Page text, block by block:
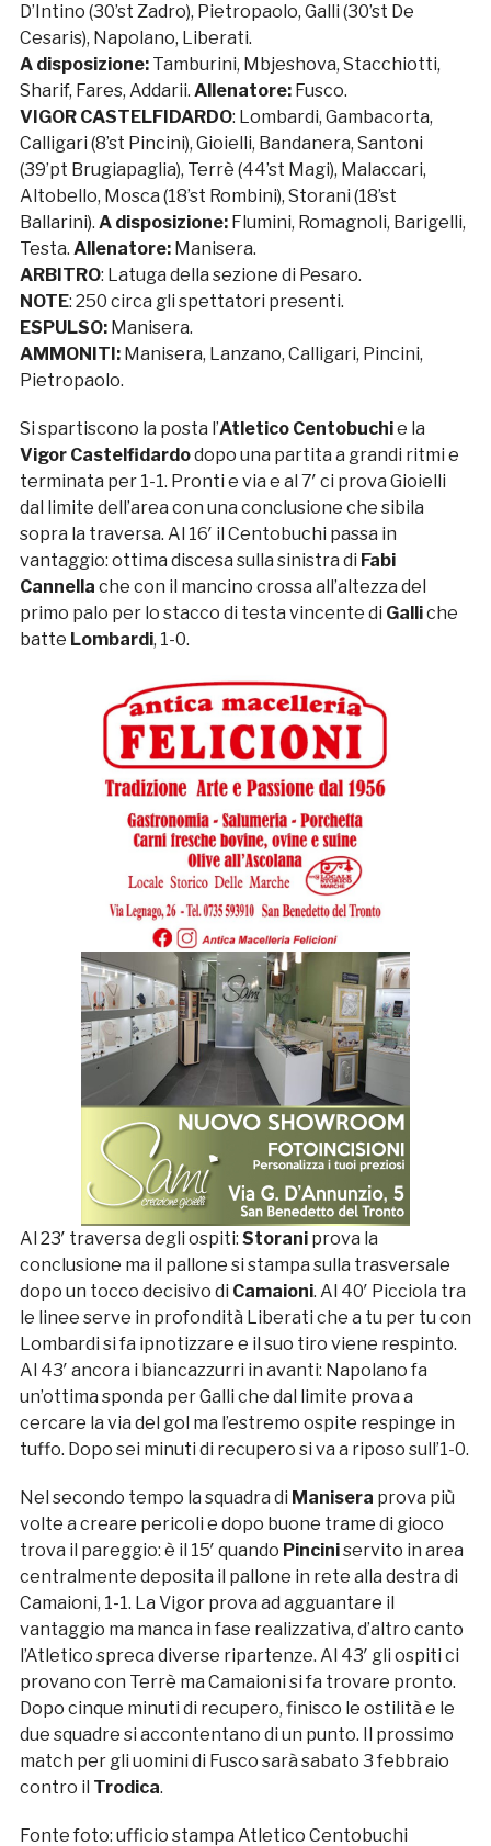
D’Intino (30’st Zadro), Pietropaolo, Galli (30’st De
Cesaris), Napolano, Liberati.
A disposizione:Tamburini, Mbjeshova, Stacchiotti,
Sharif, Fares, Addarii. Allenatore:Fusco.
VIGOR CASTELFIDARDO: Lombardi, Gambacorta,
Calligari (8’st Pincini), Gioielli, Bandanera, Santoni
(39’pt Brugiapaglia), Terrè (44’st Magi), Malaccari,
Altobello, Mosca (18’st Rombini), Storani (18’st
Ballarini). A disposizione:Flumini, Romagnoli, Barigelli,
Testa. Allenatore:Manisera.
ARBITRO: Latuga della sezione di Pesaro.
NOTE: 250 circa gli spettatori presenti.
ESPULSO:Manisera.
AMMONITI:Manisera, Lanzano, Calligari, Pincini,
Pietropaolo.
Si spartiscono la posta l’Atletico Centobuchie la
Vigor Castelfidardodopo una partita a grandi ritmi e
terminata per 1-1. Pronti e via e al 7′ ci prova Gioielli
dal limite dell’area con una conclusione che sibila
sopra la traversa. Al 16′ il Centobuchi passa in
vantaggio: ottima discesa sulla sinistra di Fabi
Cannella che con il mancino crossa all’altezza del
primo palo per lo stacco di testa vincente di Galliche
batte Lombardi, 1-0.
Al 23′ traversa degli ospiti: Storaniprova la
conclusione ma il pallone si stampa sulla trasversale
dopo un tocco decisivo di Camaioni. Al 40′ Picciola tra
le linee serve in profondità Liberati che a tu per tu con
Lombardi si fa ipnotizzare e il suo tiro viene respinto.
Al 43′ ancora i biancazzurri in avanti: Napolano fa
un’ottima sponda per Galli che dal limite prova a
cercare la via del gol ma l’estremo ospite respinge in
tuffo. Dopo sei minuti di recupero si va a riposo sull’1-0.
Nel secondo tempo la squadra di Manisera prova più
volte a creare pericoli e dopo buone trame di gioco
trova il pareggio: è il 15′ quando Pinciniservito in area
centralmente deposita il pallone in rete alla destra di
Camaioni, 1-1. La Vigor prova ad agguantare il
vantaggio ma manca in fase realizzativa, d’altro canto
l’Atletico spreca diverse ripartenze. Al 43′ gli ospiti ci
provano con Terrè ma Camaioni si fa trovare pronto.
Dopo cinque minuti di recupero, finisco le ostilità e le
due squadre si accontentano di un punto. Il prossimo
match per gli uomini di Fusco sarà sabato 3 febbraio
contro il Trodica.
Fonte foto: ufficio stampa Atletico Centobuchi